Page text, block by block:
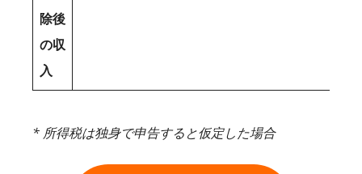
除後
の収
入
* 所得税は独身で申告すると仮定した場合